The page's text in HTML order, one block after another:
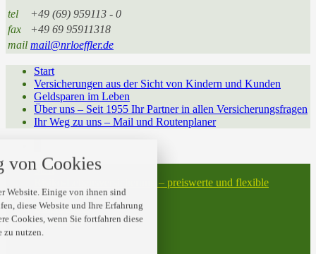
tel
+49 (69) 959113 - 0
fax
+49 69 95911318
mail mail@nrloeffler.de
Start
Versicherungen aus der Sicht von Kindern und Kunden
Geldsparen im Leben
Über uns – Seit 1955 Ihr Partner in allen Versicherungsfragen
Ihr Weg zu uns – Mail und Routenplaner
Start
Risiko-Lebensversicherung – preiswerte und flexible
Absicherung
Datenschutz
Impressum
von Cookies
Website. Einige von ihnen sind
diese Website und Ihre Erfahrung
Cookies, wenn Sie fortfahren diese
zu nutzen.
alle verwendeten Cookies und
Kategorien zu akzeptieren
Notwendig